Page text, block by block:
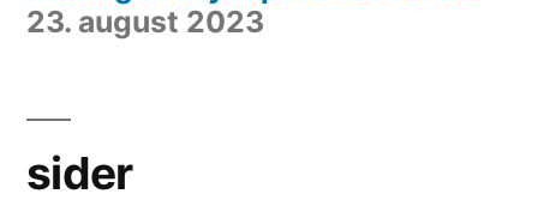
23. august 2023
sider